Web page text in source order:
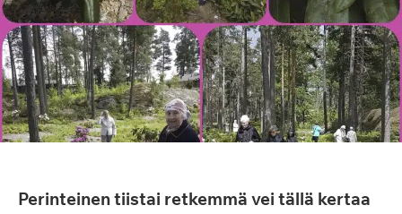
Perinteinen tiistai retkemmä vei tällä kertaa